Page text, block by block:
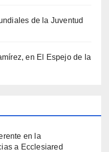
de la Juventud
en El Espejo de la
en la
a Ecclesiared